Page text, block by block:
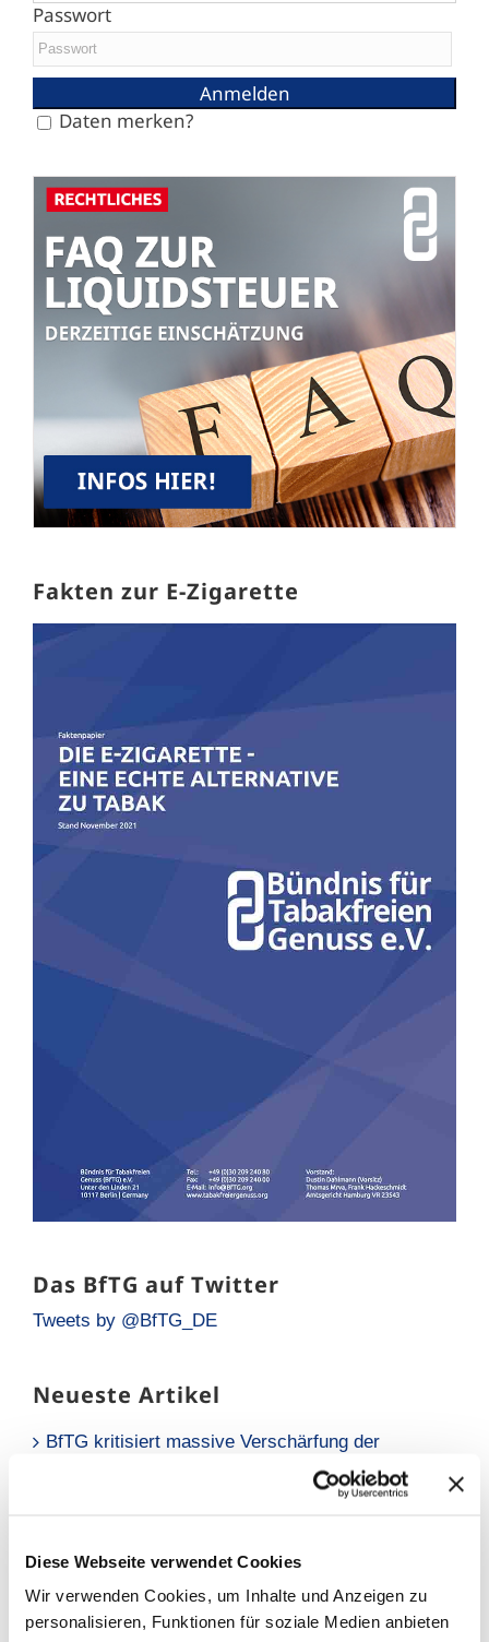
Diese Webseite verwendet Cookies
Wir verwenden Cookies, um Inhalte und Anzeigen zu
personalisieren, Funktionen für soziale Medien anbieten
Passwort
Daten merken?
Fakten zur E-Zigarette
Das BfTG auf Twitter
Tweets by @BfTG_DE
Neueste Artikel
BfTG kritisiert massive Verschärfung der
Liquidsteuer: Gesundheitspolitisch falsches
Raucher vom Umstieg ab
BfTG zum Referentenentwurf des
Tabaksteuergesetzes: Moderate Erhöhung löst